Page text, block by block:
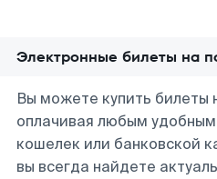
Электронные билеты на
Вы можете купить билеты
оплачивая любым
кошелек или банковской
вы всегда найдете